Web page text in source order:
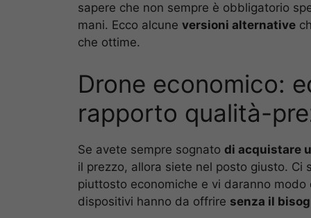
sapere che non sempre è obbligatorio
mani. Ecco alcune versioni alternative
che ottime.
Drone economico:
rapporto qualità-
Se avete sempre sognato di acquistare
il prezzo, allora siete nel posto giusto. Ci
piuttosto economiche e vi daranno
dispositivi hanno da offrire senza il